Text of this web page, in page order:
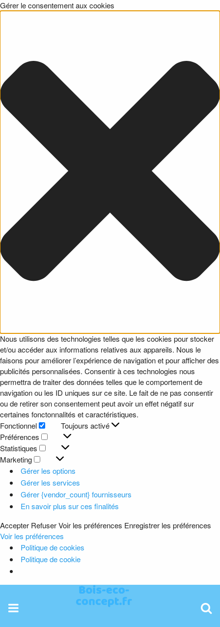
Gérer le consentement aux cookies
Nous utilisons des technologies telles que les cookies pour stocker
et/ou accéder aux informations relatives aux appareils. Nous le
faisons pour améliorer l’expérience de navigation et pour afficher des
publicités personnalisées. Consentir à ces technologies nous
permettra de traiter des données telles que le comportement de
navigation ou les ID uniques sur ce site. Le fait de ne pas consentir
ou de retirer son consentement peut avoir un effet négatif sur
certaines fonctonnalités et caractéristiques.
Fonctionnel
Fonctionnel
Toujours activé
Préférences
Préférences
Statistiques
Statistiques
Marketing
Marketing
Gérer les options
Gérer les services
Gérer {vendor_count} fournisseurs
En savoir plus sur ces finalités
Accepter RefuserVoir les préférences Enregistrer les préférences
Voir les préférences
Politique de cookies
Politique de cookie
content